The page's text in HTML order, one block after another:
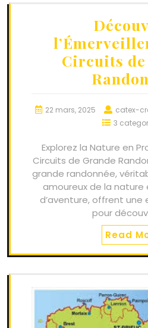
Circuits de
22 mars, 2025 catex-
3
Explorez la Nature en
Circuits de Grande
grande randonnée,
amoureux de la nature
d’aventure, offrent une
pour
Read